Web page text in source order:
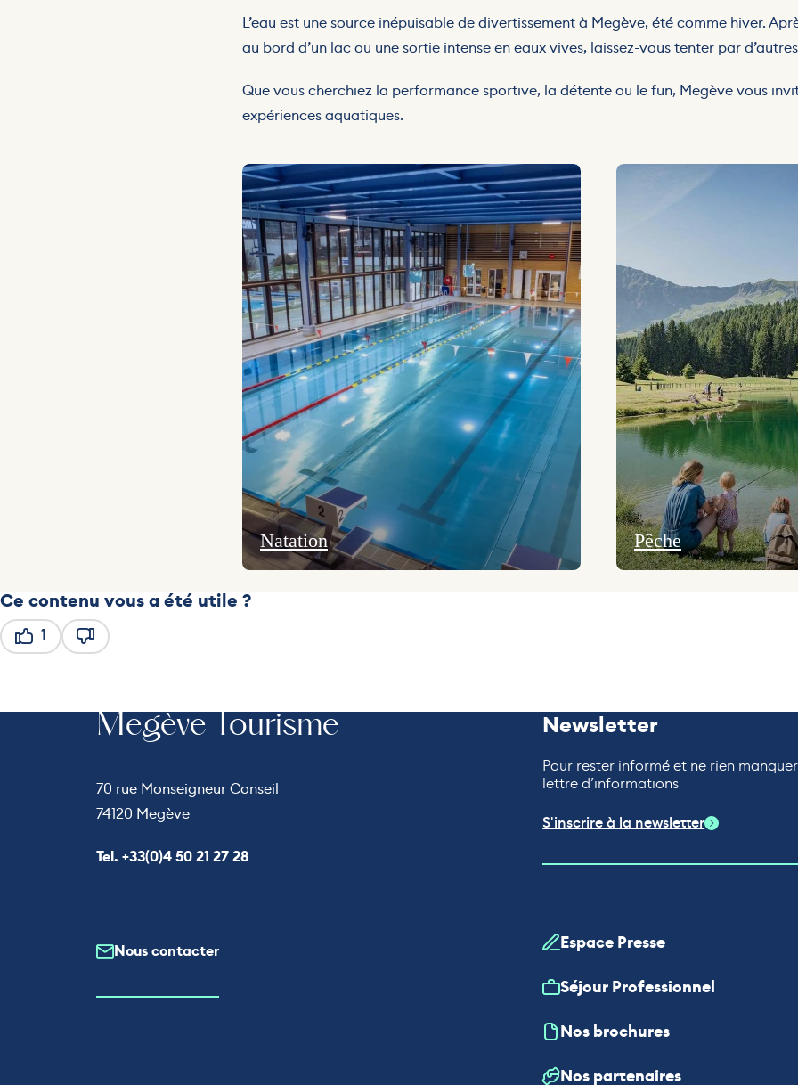
L’eau est une source inépuisable de divertissement à Megève, été comme hiver.
au bord d’un lac ou une sortie intense en eaux vives, laissez-vous tenter par
Que vous cherchiez la performance sportive, la détente ou le fun, Megève vous
expériences aquatiques.
Natation Pêche
Ce contenu vous a été utile ?
1
Megève Tourisme
70 rue Monseigneur Conseil
74120 Megève
Appeler le
Tel. +33(0)4 50 21 27 28
Nous contacter
Newsletter
Pour rester informé et ne rien
lettre d’informations
S'inscrire à la newsletter
Espace Presse
Séjour Professionnel
Nos brochures
Nos partenaires